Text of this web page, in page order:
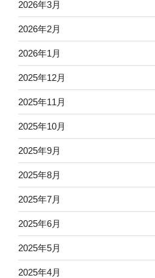
2026年3月
2026年2月
2026年1月
2025年12月
2025年11月
2025年10月
2025年9月
2025年8月
2025年7月
2025年6月
2025年5月
2025年4月